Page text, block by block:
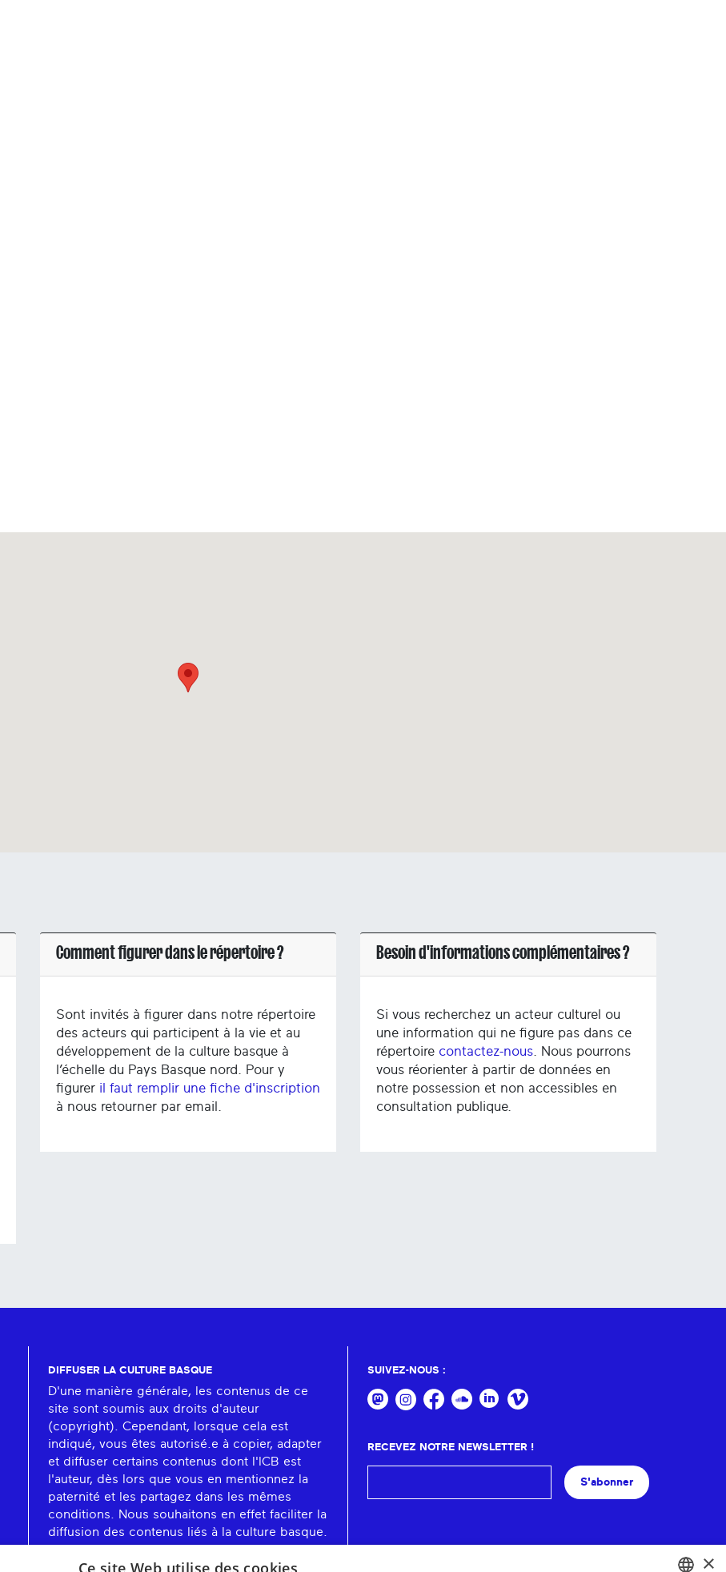
Comment figurer dans le répertoire ?
Sont invités à figurer dans notre répertoire
des acteurs qui participent à la vie et au
développement de la culture basque à
l’échelle du Pays Basque nord. Pour y
figurer il faut remplir une fiche d'inscription
à nous retourner par email.
Besoin d'informations complémentaires ?
Si vous recherchez un acteur culturel ou
une information qui ne figure pas dans ce
répertoire contactez-nous. Nous pourrons
vous réorienter à partir de données en
notre possession et non accessibles en
consultation publique.
DIFFUSER LA CULTURE BASQUE
D'une manière générale, les contenus de ce
site sont soumis aux droits d'auteur
(copyright). Cependant, lorsque cela est
indiqué, vous êtes autorisé.e à copier, adapter
et diffuser certains contenus dont l'ICB est
l'auteur, dès lors que vous en mentionnez la
paternité et les partagez dans les mêmes
conditions. Nous souhaitons en effet faciliter la
diffusion des contenus liés à la culture basque.
SUIVEZ-NOUS :
RECEVEZ NOTRE NEWSLETTER !
S'abonner
×
Ce site Web utilise des cookies